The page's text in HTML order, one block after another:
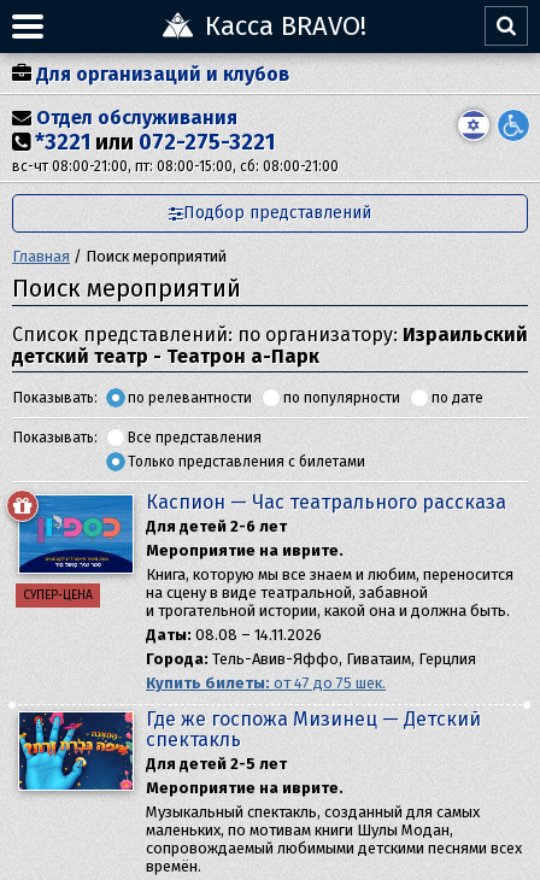
Касса BRAVO!
Для организаций и клубов
Отдел обслуживания
*3221 или 072-275-3221
вс-чт 08:00-21:00, пт: 08:00-15:00, сб: 08:00-21:00
Подбор представлений
Главная / Поиск мероприятий
Поиск мероприятий
Список представлений: по организатору: Израильский
детский театр - Театрон а-Парк
Показывать: по релевантности по популярности по дате
Показывать:
Все представления
Только представления с билетами
СУПЕР-ЦЕНА
Каспион — Час театрального рассказа
Для детей 2-6 лет
Мероприятие на иврите.
Книга, которую мы все знаем и любим, переносится
на сцену в виде театральной, забавной
и трогательной истории, какой она и должна быть.
Даты: 08.08 – 14.11.2026
Города: Тель-Авив-Яффо, Гиватаим, Герцлия
Купить билеты: от 47 до 75 шек.
Где же госпожа Мизинец — Детский
спектакль
Для детей 2-5 лет
Мероприятие на иврите.
Музыкальный спектакль, созданный для самых
маленьких, по мотивам книги Шулы Модан,
сопровождаемый любимыми детскими песнями всех
времён.